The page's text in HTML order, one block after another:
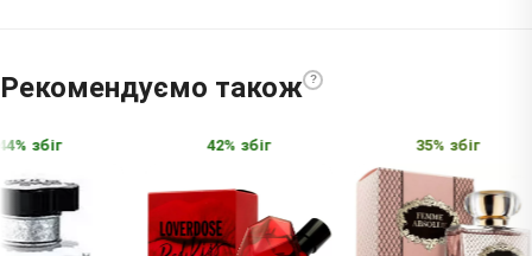
Рекомендуємо також ?
збіг 42% збіг 35% збіг